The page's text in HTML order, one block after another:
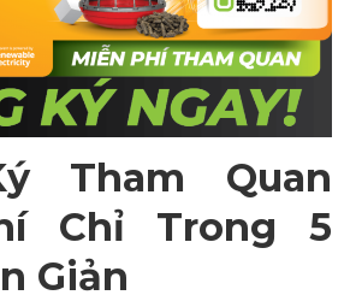
ýTham Quan
Chỉ Trong 5
n Giản